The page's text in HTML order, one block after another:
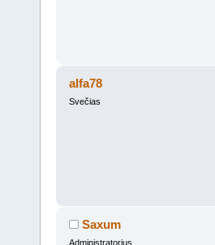
alfa78
Svečias
Saxum
Administratorius